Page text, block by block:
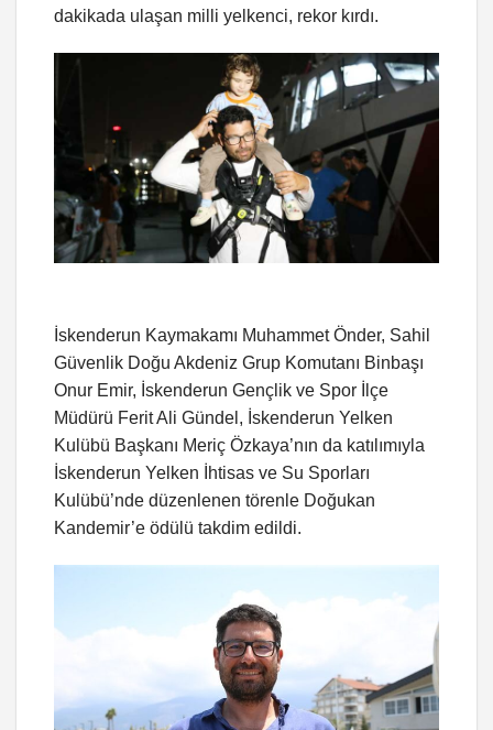
dakikada ulaşan milli yelkenci, rekor kırdı.
İskenderun Kaymakamı Muhammet Önder, Sahil
Güvenlik Doğu Akdeniz Grup Komutanı Binbaşı
Onur Emir, İskenderun Gençlik ve Spor İlçe
Müdürü Ferit Ali Gündel, İskenderun Yelken
Kulübü Başkanı Meriç Özkaya’nın da katılımıyla
İskenderun Yelken İhtisas ve Su Sporları
Kulübü’nde düzenlenen törenle Doğukan
Kandemir’e ödülü takdim edildi.